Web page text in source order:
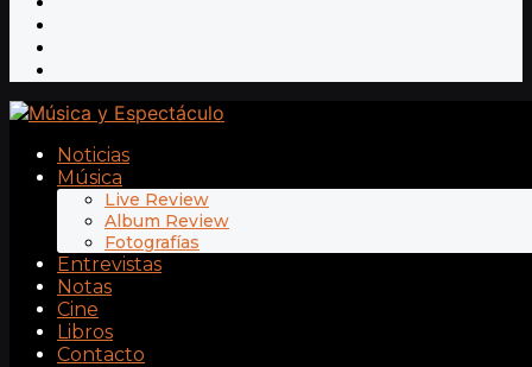
Noticias
Música
Live Review
Album Review
Fotografías
Entrevistas
Notas
Cine
Libros
Contacto